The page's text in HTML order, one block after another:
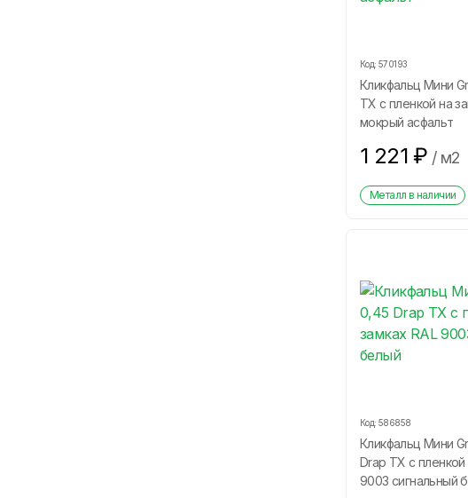
Код: 570193
Кликфальц Мини
ТХ с пленкой на
мокрый асфальт
1 221 ₽ / м2
Металл в наличии
Код: 586858
Кликфальц Мини
Drap ТХ с пленкой
9003 сигнальный